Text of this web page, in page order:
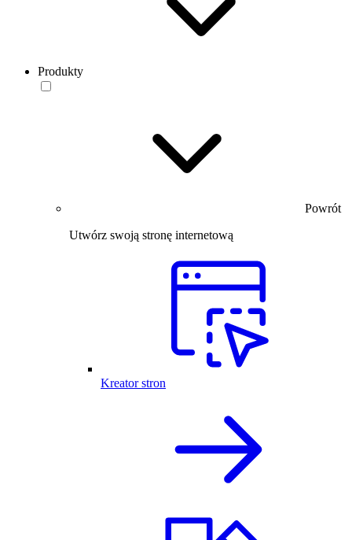
Produkty
Powrót
Utwórz swoją stronę internetową
Kreator stron